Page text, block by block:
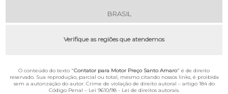
BRASIL
Verifique as regiões que atendemos
O conteúdo do texto "Contator para Motor Preço Santo Amaro" é de direito
reservado. Sua reprodução, parcial ou total, mesmo citando nossos links, é proibida
sem a autorização do autor. Crime de violação de direito autoral – artigo 184 do
Código Penal – Lei 9610/98 - Lei de direitos autorais.